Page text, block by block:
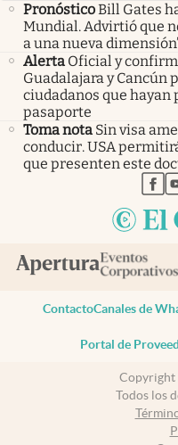
PronósticoBill Gates
Mundial. Advirtió que
a una nueva
Alerta Oficial y
Guadalajara y Cancún
ciudadanos que hayan
pasaporte
Toma nota Sin visa
conducir. USA
que presenten este
ContactoCanales de
Portal de
Copyright
Todos los